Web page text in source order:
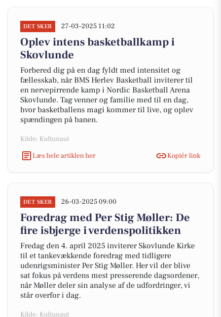
DET SKER 27-03-2025 11:02
Oplev intens basketballkamp i
Skovlunde
Forbered dig på en dag fyldt med intensitet og
fællesskab, når BMS Herlev Basketball inviterer til
en nervepirrende kamp i Nordic Basketball Arena
Skovlunde. Tag venner og familie med til en dag,
hvor basketballens magi kommer til live, og oplev
spændingen på banen.
Kilde: Kultunaut
Læs hele artiklen her
Kopiér link
DET SKER 26-03-2025 09:00
Foredrag med Per Stig Møller: De
fire isbjerge i verdenspolitikken
Fredag den 4. april 2025 inviterer Skovlunde Kirke
til et tankevækkende foredrag med tidligere
udenrigsminister Per Stig Møller. Her vil der blive
sat fokus på verdens mest presserende dagsordener,
når Møller deler sin analyse af de udfordringer, vi
står overfor i dag.
Kilde: Kultunaut